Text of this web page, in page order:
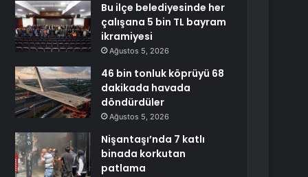
Bu ilçe belediyesinde her
çalışana 5 bin TL bayram
ikramiyesi
Ağustos 5, 2026
46 bin tonluk köprüyü 68
dakikada havada
döndürdüler
Ağustos 5, 2026
Nişantaşı’nda 7 katlı
binada korkutan
patlama